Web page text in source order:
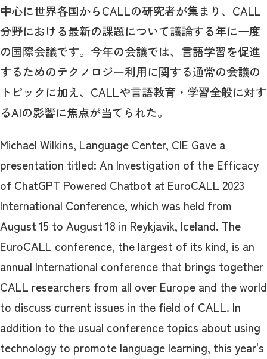
中心に世界各国からCALLの研究者が集まり、CALL
分野における最新の課題について議論する年に一度
の国際会議です。今年の会議では、言語学習を促進
するためのテクノロジー利用に関する通常の会議の
トピックに加え、CALLや言語教育・学習全般に対す
るAIの影響に焦点が当てられた。
Michael Wilkins, Language Center, CIE Gave a
presentation titled: An Investigation of the Efficacy
of ChatGPT Powered Chatbot at EuroCALL 2023
International Conference, which was held from
August 15 to August 18 in Reykjavik, Iceland. The
EuroCALL conference, the largest of its kind, is an
annual International conference that brings together
CALL researchers from all over Europe and the world
to discuss current issues in the field of CALL. In
addition to the usual conference topics about using
technology to promote language learning, this year's